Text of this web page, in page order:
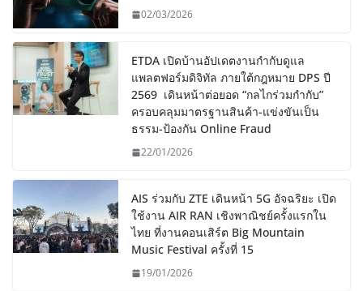
02/03/2026
ETDA เปิดบ้านอัปเดตงานกำกับดูแล
แพลตฟอร์มดิจิทัล ภายใต้กฎหมาย DPS ปี
2569 เดินหน้าต่อยอด “กลไกร่วมกำกับ”
ครอบคลุมมาตรฐานสินค้า-แข่งขันเป็น
ธรรม-ป้องกัน Online Fraud
22/01/2026
AIS ร่วมกับ ZTE เดินหน้า 5G อัจฉริยะ เปิด
ใช้งาน AIR RAN เชิงพาณิชย์ครั้งแรกใน
ไทย ที่งานคอนเสิร์ต Big Mountain
Music Festival ครั้งที่ 15
19/01/2026